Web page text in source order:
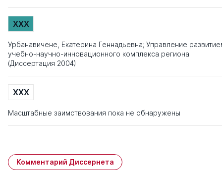
XXX
Урбанавичене, Екатерина Геннадьевна; Управление
учебно-научно-инновационного комплекса региона
(Диссертация 2004)
XXX
Масштабные заимствования пока не обнаружены
Комментарий Диссернета